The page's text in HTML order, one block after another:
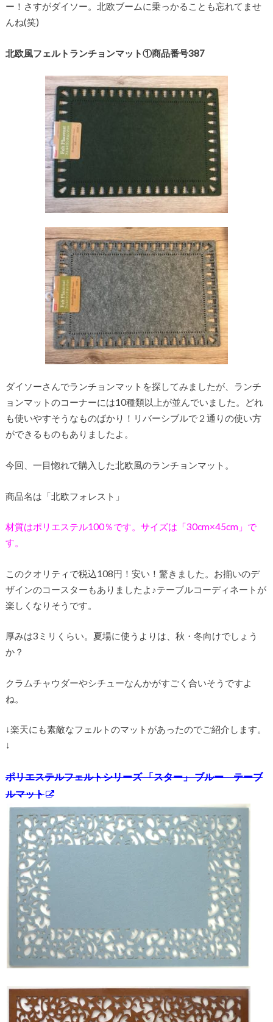
ー！さすがダイソー。北欧ブームに乗っかることも忘れてませ
んね(笑)
北欧風フェルトランチョンマット①商品番号387
ダイソーさんでランチョンマットを探してみましたが、ランチ
ョンマットのコーナーには10種類以上が並んでいました。どれ
も使いやすそうなものばかり！リバーシブルで２通りの使い方
ができるものもありましたよ。
今回、一目惚れで購入した北欧風のランチョンマット。
商品名は「北欧フォレスト」
材質はポリエステル100％です。サイズは「30cm×45cm」で
す。
このクオリティで税込108円！安い！驚きました。お揃いのデ
ザインのコースターもありましたよ♪テーブルコーディネートが
楽しくなりそうです。
厚みは3ミリくらい。夏場に使うよりは、秋・冬向けでしょう
か？
クラムチャウダーやシチューなんかがすごく合いそうですよ
ね。
↓楽天にも素敵なフェルトのマットがあったのでご紹介します。
↓
ポリエステルフェルトシリーズ 「スター」 ブルー テーブ
ルマット